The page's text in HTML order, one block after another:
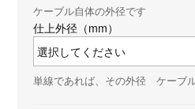
ケーブル自体の外径です
仕上外径（mm）
単線であれば、その外径 ケーブ